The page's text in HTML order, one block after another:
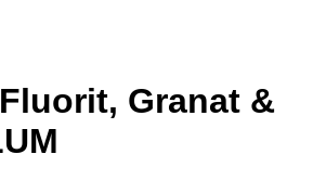
Granat &